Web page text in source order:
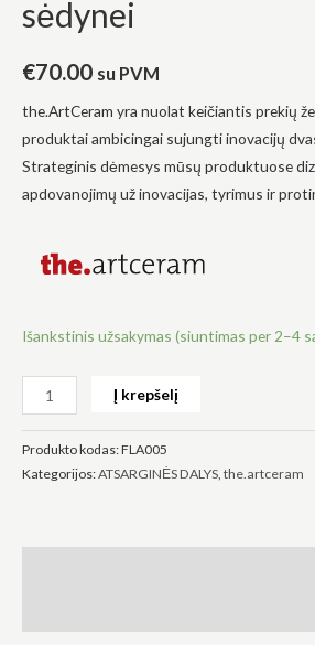
sėdynei
€70.00 su PVM
the.ArtCeram yra nuolat keičiantis prekių
produktai ambicingai sujungti inovacijų
Strateginis dėmesys mūsų produktuose
apdovanojimų už inovacijas, tyrimus ir
Išankstinis užsakymas (siuntimas per 2–4
Į krepšelį
Produkto kodas:FLA005
Kategorijos:ATSARGINĖS DALYS, the.artceram
slapukai
privalomi.
Jie
reikalingi,
kad
svetainė
veiktų.
ir struktūrą,